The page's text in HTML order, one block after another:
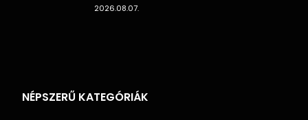
2026.08.07.
NÉPSZERŰ KATEGÓRIÁK